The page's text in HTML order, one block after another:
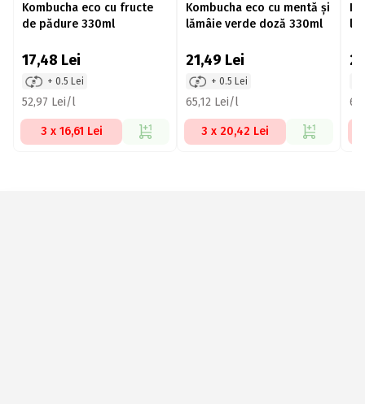
Kombucha eco cu fructe
de pădure 330ml
17,48 Lei
+ 0.5 Lei
52,97 Lei/l
3 x 16,61 Lei
Kombucha eco cu mentă și
lămâie verde doză 330ml
21,49 Lei
+ 0.5 Lei
65,12 Lei/l
3 x 20,42 Lei